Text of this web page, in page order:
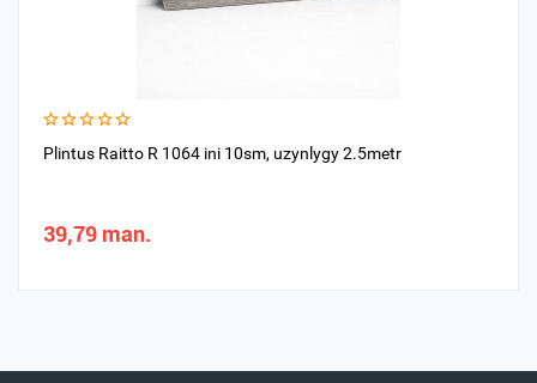
Plintus Raitto R 1064 ini 10sm, uzynlygy 2.5metr
39,79 man.